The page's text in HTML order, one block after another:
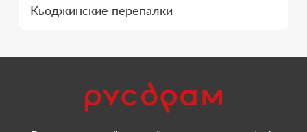
Кьоджинские перепалки